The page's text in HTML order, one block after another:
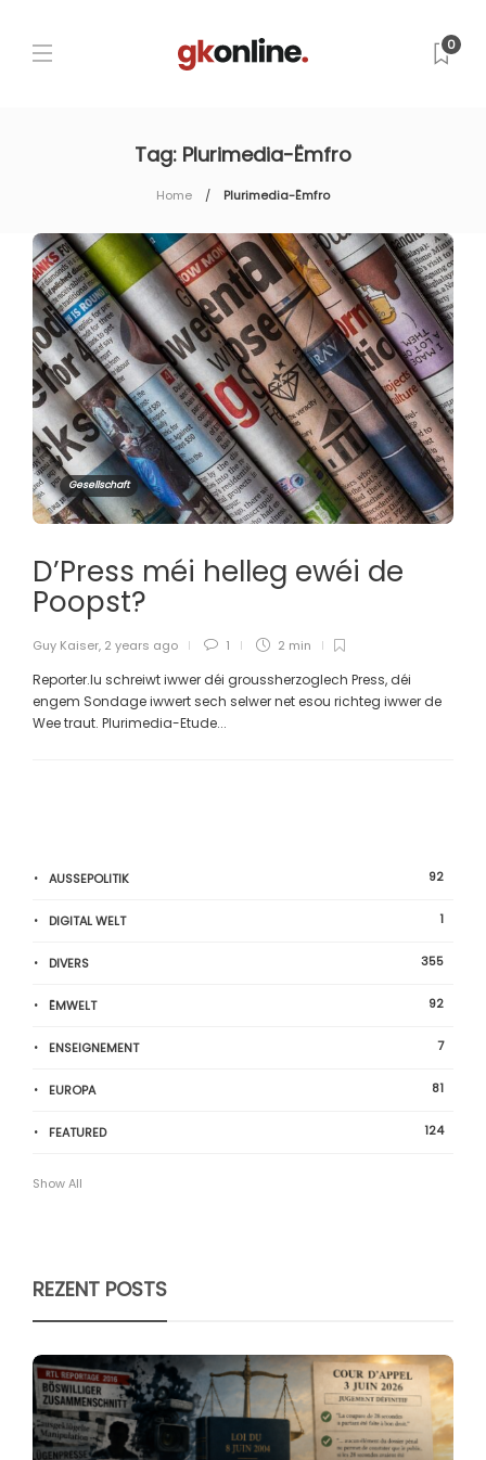
0
Tag: Plurimedia-Ëmfro
Home Plurimedia-Ëmfro
Gesellschaft
D’Press méi helleg ewéi de
Poopst?
Guy Kaiser, 2 years ago 1 2 min
Reporter.lu schreiwt iwwer déi groussherzoglech Press, déi
engem Sondage iwwert sech selwer net esou richteg iwwer de
Wee traut. Plurimedia-Etude...
AUSSEPOLITIK 92
DIGITAL WELT 1
DIVERS 355
ËMWELT 92
ENSEIGNEMENT 7
EUROPA 81
FEATURED 124
Show All
REZENT POSTS